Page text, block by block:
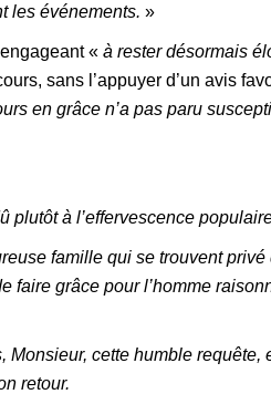
les événements. »
« à rester désormais
sans l’appuyer d’un avis
en grâce n’a pas paru
plutôt à l’effervescence
famille qui se trouvent
grâce pour l’homme
cette humble
retour.